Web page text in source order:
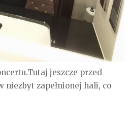
jeszcze przed
niezbyt zapełnionej hali, co